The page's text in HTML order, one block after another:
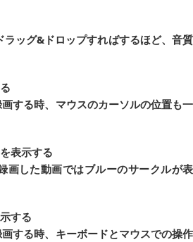
ッグ&ドロップすればするほど、音質
する時、マウスのカーソルの位置も一
表示する
画した動画ではブルーのサークルが表
する
する時、キーボードとマウスでの操作